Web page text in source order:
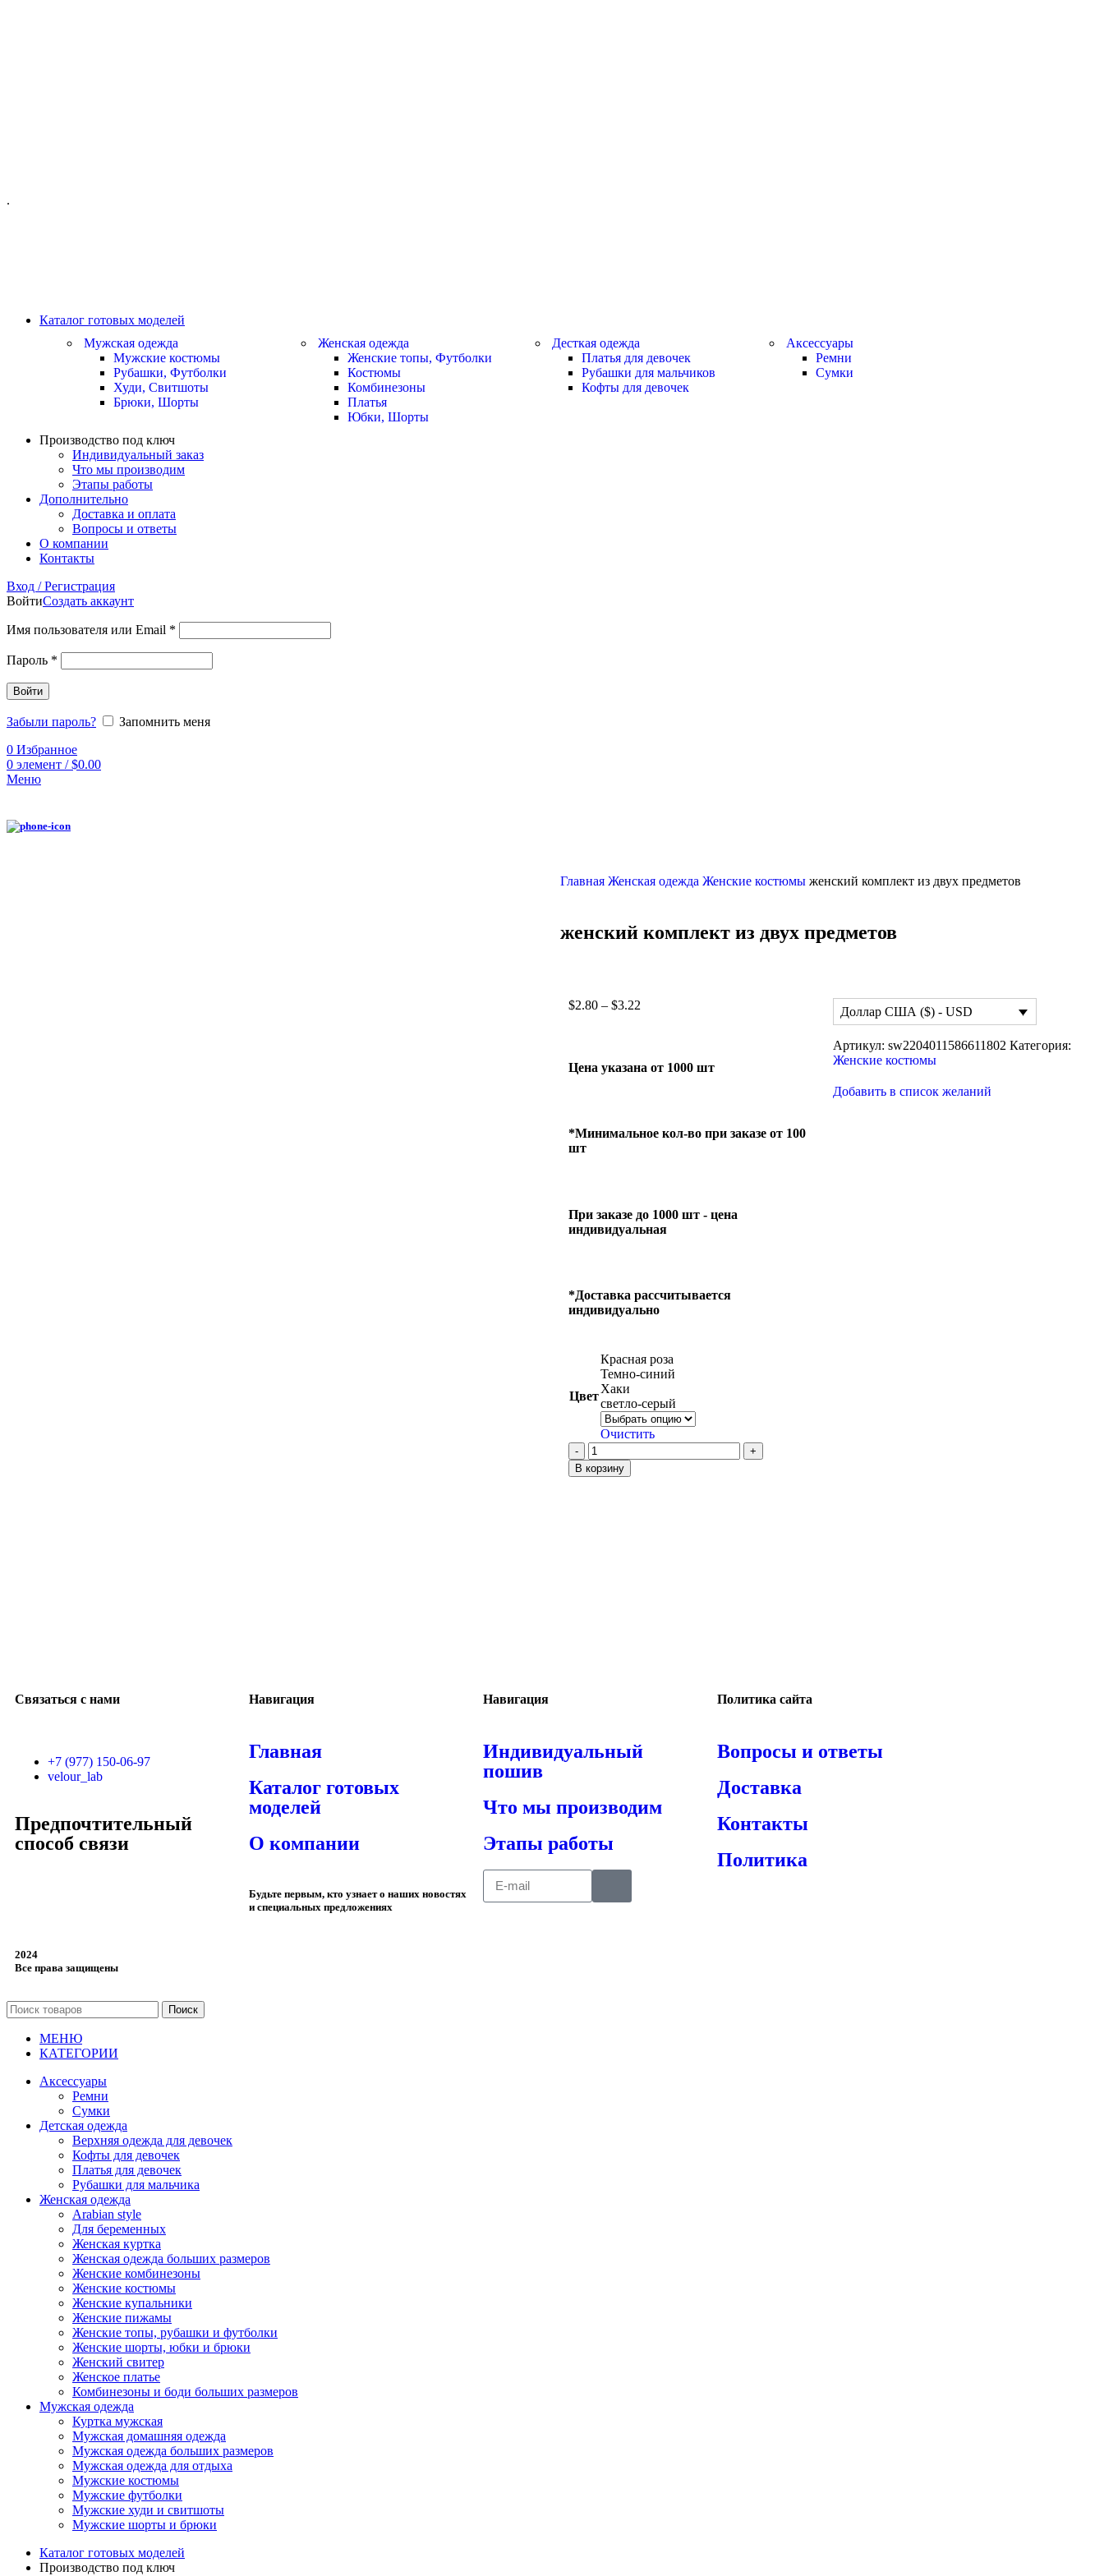
.
Каталог готовых моделей
Мужская одежда
Мужские костюмы
Рубашки, Футболки
Худи, Свитшоты
Брюки, Шорты
Женская одежда
Женские топы, Футболки
Костюмы
Комбинезоны
Платья
Юбки, Шорты
Десткая одежда
Платья для девочек
Рубашки для мальчиков
Кофты для девочек
Аксессуары
Ремни
Сумки
Производство под ключ
Индивидуальный заказ
Что мы производим
Этапы работы
Дополнительно
Доставка и оплата
Вопросы и ответы
О компании
Контакты
Вход / Регистрация
ВойтиСоздать аккаунт
Имя пользователя или Email *
Пароль *
Войти
Забыли пароль?
Запомнить меня
0 Избранное
0 элемент / $0.00
Меню
Главная Женская одежда Женские костюмы женский комплект из двух предметов
женский комплект из двух предметов
$2.80 – $3.22
Цена указана от 1000 шт
*Минимальное кол-во при заказе от 100
шт
При заказе до 1000 шт - цена
индивидуальная
*Доставка рассчитывается
индивидуально
Доллар США ($) - USD
Артикул: sw2204011586611802 Категория:
Женские костюмы
Добавить в список желаний
Цвет
Красная роза
Темно-синий
Хаки
светло-серый
Очистить
В корзину
Связаться с нами
+7 (977) 150-06-97
velour_lab
Предпочтительный
способ связи
2024
Все права защищены
Навигация
Главная
Каталог готовых
моделей
О компании
Будьте первым, кто узнает о наших новостях
и специальных предложениях
Навигация
Индивидуальный
пошив
Что мы производим
Этапы работы
Политика сайта
Вопросы и ответы
Доставка
Контакты
Политика
Поиск
МЕНЮ
КАТЕГОРИИ
Аксессуары
Ремни
Сумки
Детская одежда
Верхняя одежда для девочек
Кофты для девочек
Платья для девочек
Рубашки для мальчика
Женская одежда
Arabian style
Для беременных
Женская куртка
Женская одежда больших размеров
Женские комбинезоны
Женские костюмы
Женские купальники
Женские пижамы
Женские топы, рубашки и футболки
Женские шорты, юбки и брюки
Женский свитер
Женское платье
Комбинезоны и боди больших размеров
Мужская одежда
Куртка мужская
Мужская домашняя одежда
Мужская одежда больших размеров
Мужская одежда для отдыха
Мужские костюмы
Мужские футболки
Мужские худи и свитшоты
Мужские шорты и брюки
Каталог готовых моделей
Производство под ключ